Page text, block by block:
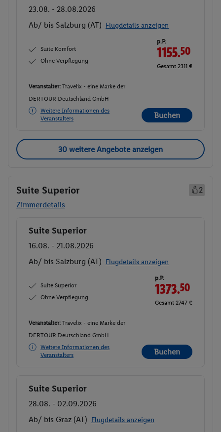
23.08. - 28.08.2026
Ab/ bis Salzburg (AT) Flugdetails anzeigen
Suite Komfort
Ohne Verpflegung
p.P.
1155.50
Gesamt 2311 €
Veranstalter: Travelix - eine Marke der
DERTOUR Deutschland GmbH
Weitere Informationen des
Veranstalters
Buchen
30 weitere Angebote anzeigen
Suite Superior
2
Zimmerdetails
Buchen
Suite Superior
16.08. - 21.08.2026
Ab/ bis Salzburg (AT) Flugdetails anzeigen
Suite Superior
Ohne Verpflegung
p.P.
1373.50
Gesamt 2747 €
Veranstalter: Travelix - eine Marke der
DERTOUR Deutschland GmbH
Weitere Informationen des
Veranstalters
Buchen
Buchen
Suite Superior
28.08. - 02.09.2026
Ab/ bis Graz (AT) Flugdetails anzeigen